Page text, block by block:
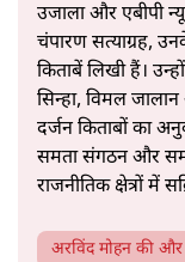
उजाला और एबीपी
चंपारण सत्याग्रह,
किताबें लिखी हैं।
सिन्हा, विमल
दर्जन किताबों का
समता संगठन और
राजनीतिक क्षेत्रों में
अरविंद मोहन की और